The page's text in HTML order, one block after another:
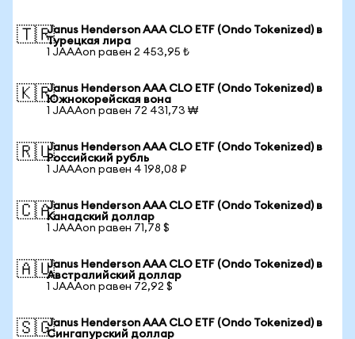
🇹🇷Janus Henderson AAA CLO ETF (Ondo Tokenized) в
Турецкая лира
1 JAAAon равен 2 453,95 ₺
🇰🇷Janus Henderson AAA CLO ETF (Ondo Tokenized) в
Южнокорейская вона
1 JAAAon равен 72 431,73 ₩
🇷🇺Janus Henderson AAA CLO ETF (Ondo Tokenized) в
Российский рубль
1 JAAAon равен 4 198,08 ₽
🇨🇦Janus Henderson AAA CLO ETF (Ondo Tokenized) в
Канадский доллар
1 JAAAon равен 71,78 $
🇦🇺Janus Henderson AAA CLO ETF (Ondo Tokenized) в
Австралийский доллар
1 JAAAon равен 72,92 $
🇸🇬Janus Henderson AAA CLO ETF (Ondo Tokenized) в
Сингапурский доллар